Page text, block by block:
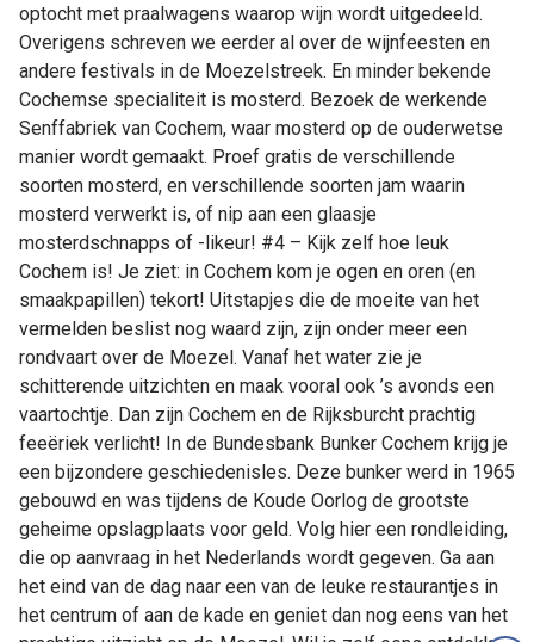
optocht met praalwagens waarop wijn wordt uitgedeeld.
Overigens schreven we eerder al over de wijnfeesten en
andere festivals in de Moezelstreek. En minder bekende
Cochemse specialiteit is mosterd. Bezoek de werkende
Senffabriek van Cochem, waar mosterd op de ouderwetse
manier wordt gemaakt. Proef gratis de verschillende
soorten mosterd, en verschillende soorten jam waarin
mosterd verwerkt is, of nip aan een glaasje
mosterdschnapps of -likeur! #4 – Kijk zelf hoe leuk
Cochem is! Je ziet: in Cochem kom je ogen en oren (en
smaakpapillen) tekort! Uitstapjes die de moeite van het
vermelden beslist nog waard zijn, zijn onder meer een
rondvaart over de Moezel. Vanaf het water zie je
schitterende uitzichten en maak vooral ook ’s avonds een
vaartochtje. Dan zijn Cochem en de Rijksburcht prachtig
feeëriek verlicht! In de Bundesbank Bunker Cochem krijg je
een bijzondere geschiedenisles. Deze bunker werd in 1965
gebouwd en was tijdens de Koude Oorlog de grootste
geheime opslagplaats voor geld. Volg hier een rondleiding,
die op aanvraag in het Nederlands wordt gegeven. Ga aan
het eind van de dag naar een van de leuke restaurantjes in
het centrum of aan de kade en geniet dan nog eens van het